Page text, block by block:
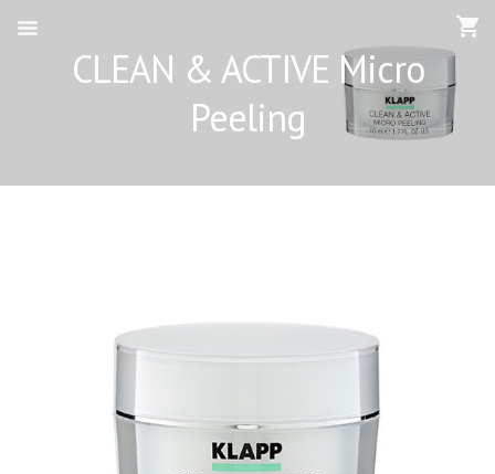
CLEAN & ACTIVE Micro
Peeling